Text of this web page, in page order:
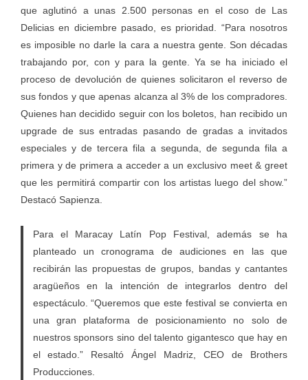
que aglutinó a unas 2.500 personas en el coso de Las
Delicias en diciembre pasado, es prioridad. “Para nosotros
es imposible no darle la cara a nuestra gente. Son décadas
trabajando por, con y para la gente. Ya se ha iniciado el
proceso de devolución de quienes solicitaron el reverso de
sus fondos y que apenas alcanza al 3% de los compradores.
Quienes han decidido seguir con los boletos, han recibido un
upgrade de sus entradas pasando de gradas a invitados
especiales y de tercera fila a segunda, de segunda fila a
primera y de primera a acceder a un exclusivo meet & greet
que les permitirá compartir con los artistas luego del show.”
Destacó Sapienza.
Para el Maracay Latín Pop Festival, además se ha
planteado un cronograma de audiciones en las que
recibirán las propuestas de grupos, bandas y cantantes
aragüeños en la intención de integrarlos dentro del
espectáculo. “Queremos que este festival se convierta en
una gran plataforma de posicionamiento no solo de
nuestros sponsors sino del talento gigantesco que hay en
el estado.” Resaltó Ángel Madriz, CEO de Brothers
Producciones.